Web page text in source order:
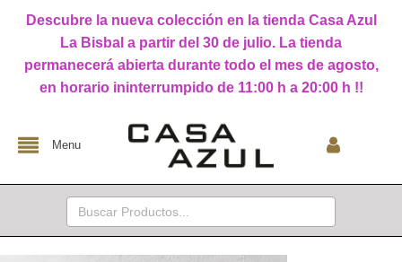
Descubre la nueva colección en la tienda Casa Azul
La Bisbal a partir del 30 de julio. La tienda
permanecerá abierta durante todo el mes de agosto,
en horario ininterrumpido de 11:00 h a 20:00 h !!
Menu
Buscar: